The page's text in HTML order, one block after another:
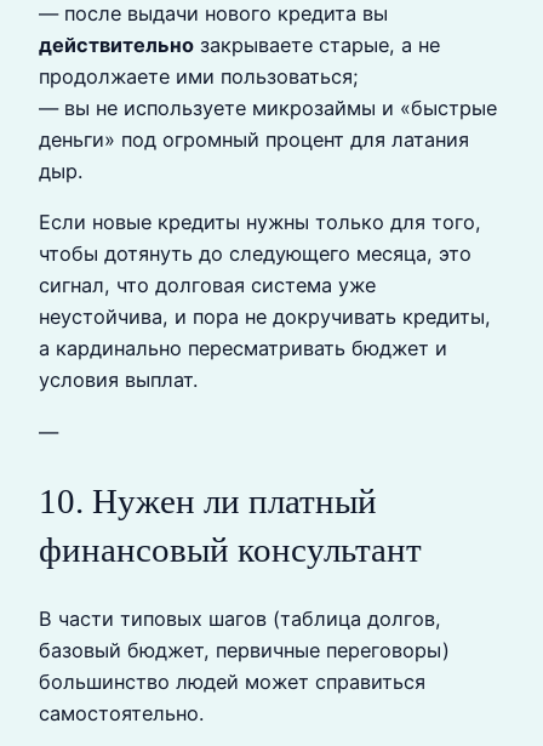
— после выдачи нового кредита вы
действительно закрываете старые, а не
продолжаете ими пользоваться;
— вы не используете микрозаймы и «быстрые
деньги» под огромный процент для латания
дыр.
Если новые кредиты нужны только для того,
чтобы дотянуть до следующего месяца, это
сигнал, что долговая система уже
неустойчива, и пора не докручивать кредиты,
а кардинально пересматривать бюджет и
условия выплат.
—
10. Нужен ли платный
финансовый консультант
В части типовых шагов (таблица долгов,
базовый бюджет, первичные переговоры)
большинство людей может справиться
самостоятельно.